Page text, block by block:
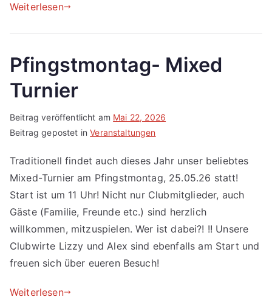
Weiterlesen
Pfingstmontag- Mixed
Turnier
Beitrag veröffentlicht am Mai 22, 2026
Beitrag gepostet inVeranstaltungen
Traditionell findet auch dieses Jahr unser beliebtes
Mixed-Turnier am Pfingstmontag, 25.05.26 statt!
Start ist um 11 Uhr! Nicht nur Clubmitglieder, auch
Gäste (Familie, Freunde etc.) sind herzlich
willkommen, mitzuspielen. Wer ist dabei?! !! Unsere
Clubwirte Lizzy und Alex sind ebenfalls am Start und
freuen sich über eueren Besuch!
Weiterlesen